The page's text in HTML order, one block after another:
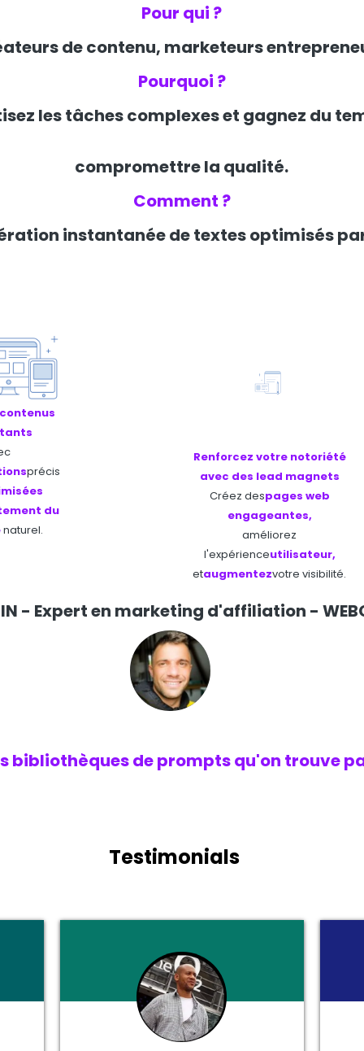
Pour qui ?
de contenu, marketeurs
Pourquoi ?
les tâches complexes et gagnez du
compromettre la qualité.
Comment ?
instantanée de textes optimisés
précis
du
naturel.
Renforcez votre notoriété
avec des lead magnets
Créez despages web
engageantes,
améliorez
l'expérienceutilisateur,
etaugmentezvotre visibilité.
- Expert en marketing d'affiliation -
bibliothèques de prompts qu'on trouve
Testimonials